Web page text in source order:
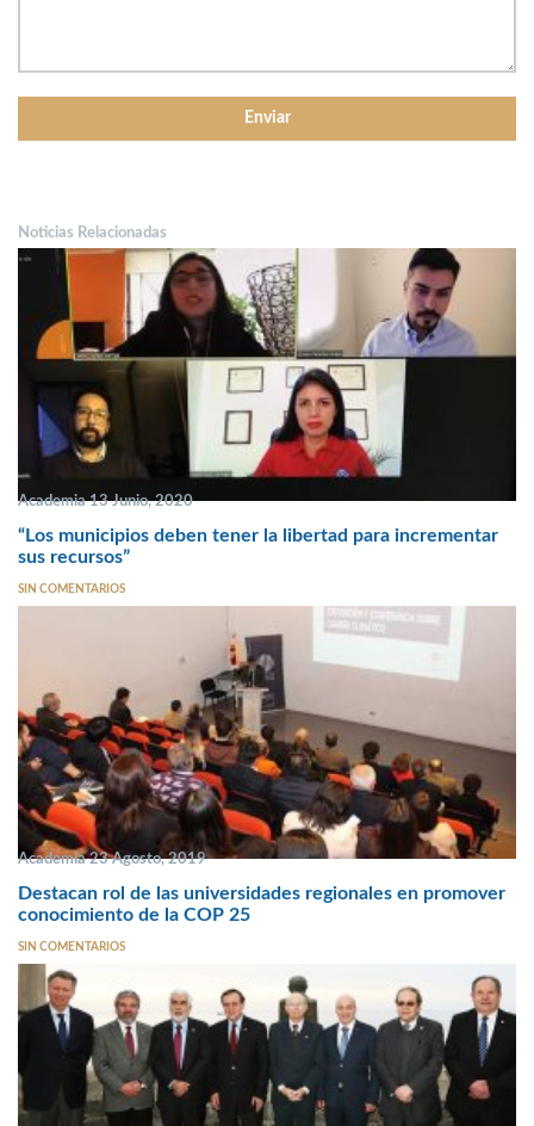
Noticias Relacionadas
Academia 13 Junio, 2020
“Los municipios deben tener la libertad para incrementar
sus recursos”
SIN COMENTARIOS
Academia 23 Agosto, 2019
Destacan rol de las universidades regionales en promover
conocimiento de la COP 25
SIN COMENTARIOS